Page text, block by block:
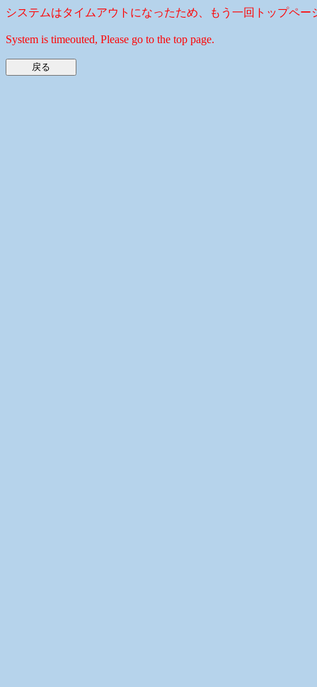
システムはタイムアウトになったため、もう一回トップペー
System is timeouted, Please go to the top page.